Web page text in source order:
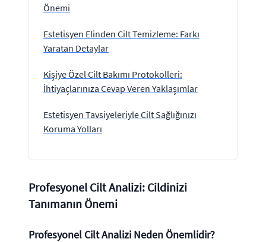
Önemi
Estetisyen Elinden Cilt Temizleme: Farkı
Yaratan Detaylar
Kişiye Özel Cilt Bakımı Protokolleri:
İhtiyaçlarınıza Cevap Veren Yaklaşımlar
Estetisyen Tavsiyeleriyle Cilt Sağlığınızı
Koruma Yolları
Profesyonel Cilt Analizi: Cildinizi
Tanımanın Önemi
Profesyonel Cilt Analizi Neden Önemlidir?